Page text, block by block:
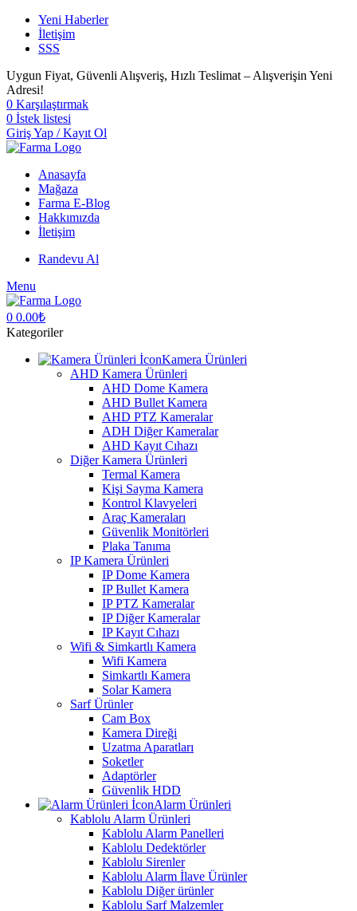
Yeni Haberler
İletişim
SSS
Uygun Fiyat, Güvenli Alışveriş, Hızlı Teslimat – Alışverişin Yeni
Adresi!
0 Karşılaştırmak
0 İstek listesi
Giriş Yap / Kayıt Ol
Anasayfa
Mağaza
Farma E-Blog
Hakkımızda
İletişim
Randevu Al
Menu
0 0.00₺
Kategoriler
Kamera Ürünleri
AHD Kamera Ürünleri
AHD Dome Kamera
AHD Bullet Kamera
AHD PTZ Kameralar
ADH Diğer Kameralar
AHD Kayıt Cıhazı
Diğer Kamera Ürünleri
Termal Kamera
Kişi Sayma Kamera
Kontrol Klavyeleri
Araç Kameraları
Güvenlik Monitörleri
Plaka Tanıma
IP Kamera Ürünleri
IP Dome Kamera
IP Bullet Kamera
IP PTZ Kameralar
IP Diğer Kameralar
IP Kayıt Cıhazı
Wifi & Simkartlı Kamera
Wifi Kamera
Simkartlı Kamera
Solar Kamera
Sarf Ürünler
Cam Box
Kamera Direği
Uzatma Aparatları
Soketler
Adaptörler
Güvenlik HDD
Alarm Ürünleri
Kablolu Alarm Ürünleri
Kablolu Alarm Panelleri
Kablolu Dedektörler
Kablolu Sirenler
Kablolu Alarm İlave Ürünler
Kablolu Diğer ürünler
Kablolu Sarf Malzemler